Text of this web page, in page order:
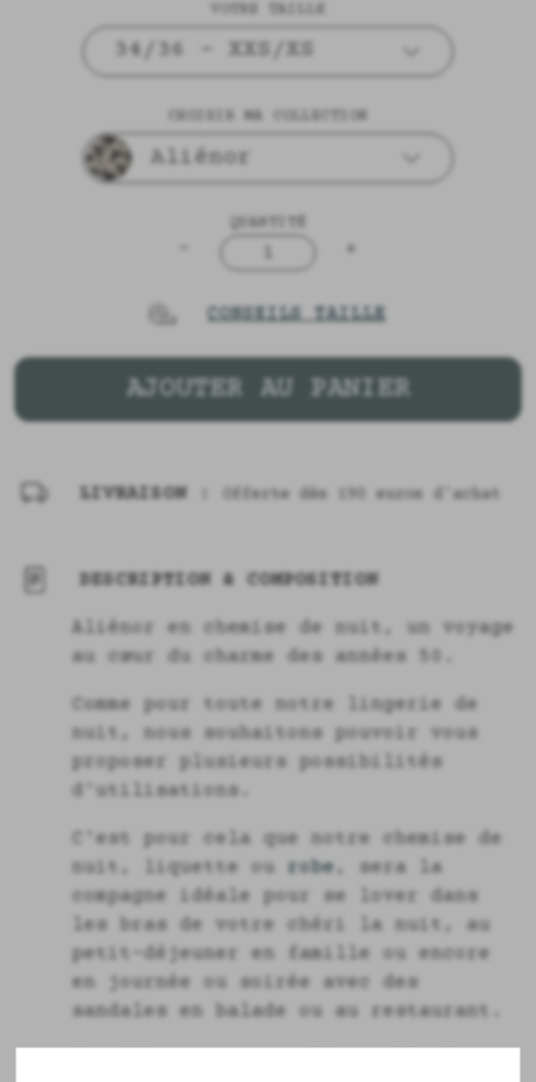
VOTRE TAILLE
34/36 - XXS/XS
CHOISIR MA COLLECTION
Aliénor
QUANTITÉ
+
CONSEILS TAILLE
AJOUTER AU PANIER
LIVRAISON : Offerte dès 190 euros d'achat
DESCRIPTION & COMPOSITION
Aliénor en chemise de nuit, un voyage
au cœur du charme des années 50.
Comme pour toute notre lingerie de
nuit, nous souhaitons pouvoir vous
proposer plusieurs possibilités
d'utilisations.
C'est pour cela que notre chemise de
nuit, liquette ou robe , sera la
compagne idéale pour se lover dans
les bras de votre chéri la nuit, au
petit-déjeuner en famille ou encore
en journée ou soirée avec des
sandales en balade ou au restaurant.